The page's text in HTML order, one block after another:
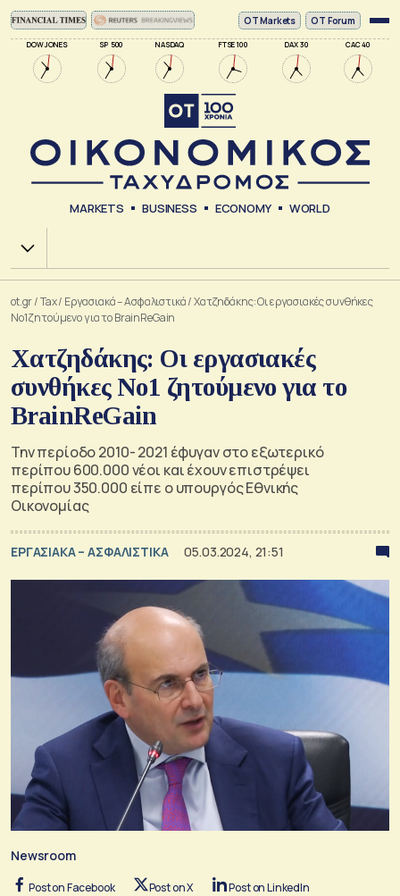
DOW JONES SP 500 NASDAQ FTSE 100 DAX 30 CAC 40
ΟΤ Markets OT Forum
MARKETS BUSINESS ECONOMY WORLD
Χ.Α.
ot.gr/Tax/ Εργασιακά – Ασφαλιστικά/Χατζηδάκης: Οι εργασιακές συνθήκες
Νο1 ζητούμενο για το BrainReGain
Χατζηδάκης: Οι εργασιακές
συνθήκες Νο1 ζητούμενο για το
BrainReGain
Την περίοδο 2010- 2021 έφυγαν στο εξωτερικό
περίπου 600.000 νέοι και έχουν επιστρέψει
περίπου 350.000 είπε ο υπουργός Εθνικής
Οικονομίας
ΕΡΓΑΣΙΑΚΑ – ΑΣΦΑΛΙΣΤΙΚΑ 05.03.2024, 21:51
Newsroom
Post on Facebook Post on X Post on LinkedIn